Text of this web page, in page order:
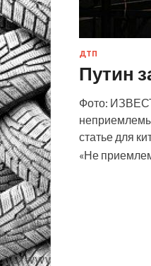
ДТП
Путин
Фото:
статье для
«Не